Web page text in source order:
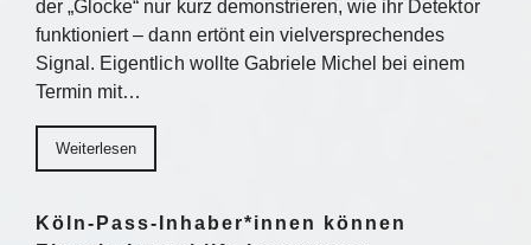
der „Glocke“ nur kurz demonstrieren, wie ihr Detektor
funktioniert – dann ertönt ein vielversprechendes
Signal. Eigentlich wollte Gabriele Michel bei einem
Termin mit…
Weiterlesen
Köln-Pass-Inhaber*innen können